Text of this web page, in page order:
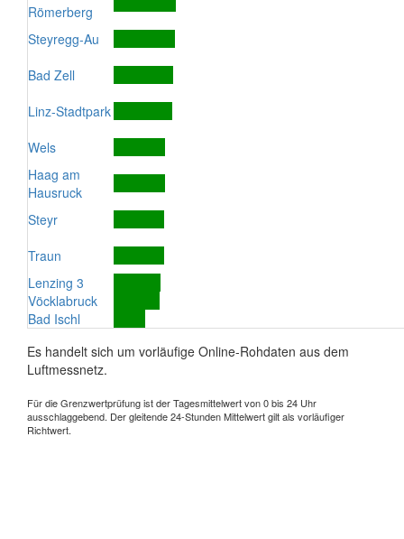
Römerberg
Steyregg-Au
Bad Zell
Linz-Stadtpark
Wels
Haag am
Hausruck
Steyr
Traun
Lenzing 3
Vöcklabruck
Bad Ischl
Es handelt sich um vorläufige Online-Rohdaten aus dem
Luftmessnetz.
Für die Grenzwertprüfung ist der Tagesmittelwert von 0 bis 24 Uhr
ausschlaggebend. Der gleitende 24-Stunden Mittelwert gilt als vorläufiger
Richtwert.